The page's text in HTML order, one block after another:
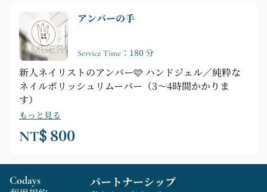
アンバーの手
Service Time：180 分
新人ネイリストのアンバー🩷 ハンドジェル／純粋な
ネイルポリッシュリムーバー（3～4時間かかりま
す）
もっと見る
NT$ 800
Codays パートナーシップ